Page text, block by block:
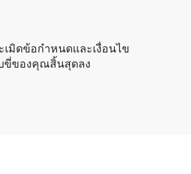
มิดข้อกำหนดและเงื่อนไข
ขี่ของคุณสิ้นสุดลง